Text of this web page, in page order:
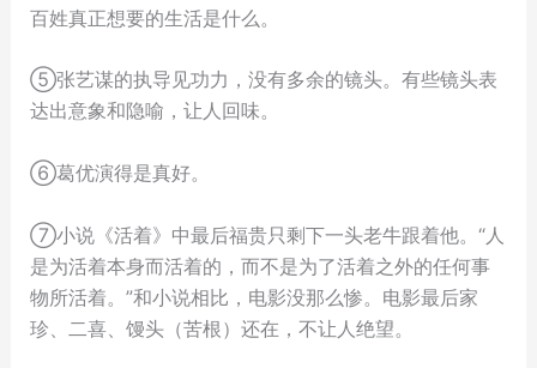
百姓真正想要的生活是什么。
⑤张艺谋的执导见功力，没有多余的镜头。有些镜头表
达出意象和隐喻，让人回味。
⑥葛优演得是真好。
⑦小说《活着》中最后福贵只剩下一头老牛跟着他。“人
是为活着本身而活着的，而不是为了活着之外的任何事
物所活着。”和小说相比，电影没那么惨。电影最后家
珍、二喜、馒头（苦根）还在，不让人绝望。